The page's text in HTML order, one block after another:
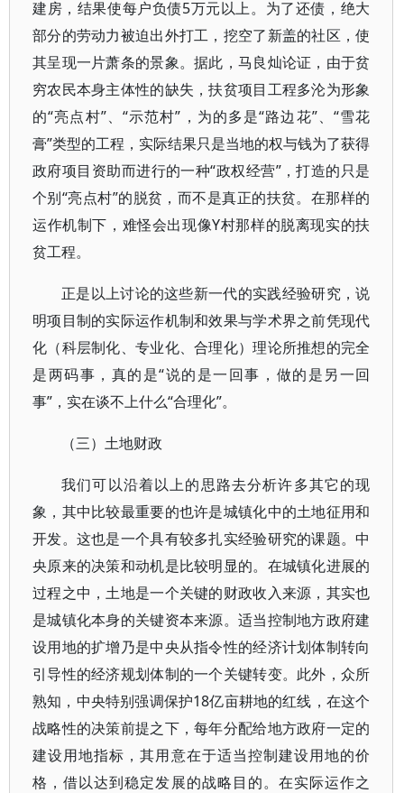
建房，结果使每户负债5万元以上。为了还债，绝大
部分的劳动力被迫出外打工，挖空了新盖的社区，使
其呈现一片萧条的景象。据此，马良灿论证，由于贫
穷农民本身主体性的缺失，扶贫项目工程多沦为形象
的“亮点村”、“示范村”，为的多是“路边花”、“雪花
膏”类型的工程，实际结果只是当地的权与钱为了获得
政府项目资助而进行的一种“政权经营”，打造的只是
个别“亮点村”的脱贫，而不是真正的扶贫。在那样的
运作机制下，难怪会出现像Y村那样的脱离现实的扶
贫工程。
正是以上讨论的这些新一代的实践经验研究，说
明项目制的实际运作机制和效果与学术界之前凭现代
化（科层制化、专业化、合理化）理论所推想的完全
是两码事，真的是“说的是一回事，做的是另一回
事”，实在谈不上什么“合理化”。
（三）土地财政
我们可以沿着以上的思路去分析许多其它的现
象，其中比较最重要的也许是城镇化中的土地征用和
开发。这也是一个具有较多扎实经验研究的课题。中
央原来的决策和动机是比较明显的。在城镇化进展的
过程之中，土地是一个关键的财政收入来源，其实也
是城镇化本身的关键资本来源。适当控制地方政府建
设用地的扩增乃是中央从指令性的经济计划体制转向
引导性的经济规划体制的一个关键转变。此外，众所
熟知，中央特别强调保护18亿亩耕地的红线，在这个
战略性的决策前提之下，每年分配给地方政府一定的
建设用地指标，其用意在于适当控制建设用地的价
格，借以达到稳定发展的战略目的。在实际运作之